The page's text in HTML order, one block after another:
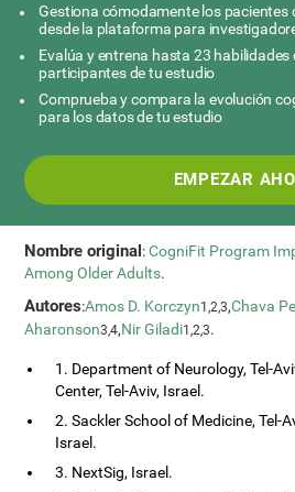
Gestiona cómodamente los pacientes
desde la plataforma para
Evalúa y entrena hasta 23
participantes de tu estudio
Comprueba y compara la evolución
para los datos de tu estudio
EMPEZAR
Nombre original:CogniFit Program
Among Older Adults.
Autores:Amos D. Korczyn1,2,3,Chava
Aharonson3,4,Nir Giladi1,2,3.
1. Department of Neurology, Tel-
Center, Tel-Aviv, Israel.
2. Sackler School of Medicine, Tel-
Israel.
3. NextSig, Israel.